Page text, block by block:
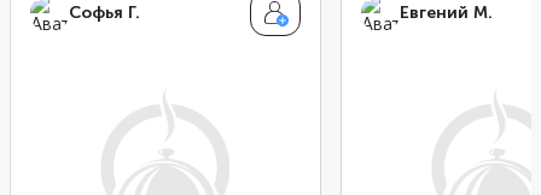
Софья Г. Евгений М.